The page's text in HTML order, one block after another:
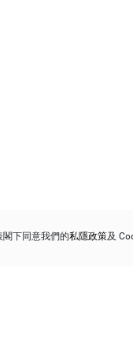
下同意我們的私隱政策及